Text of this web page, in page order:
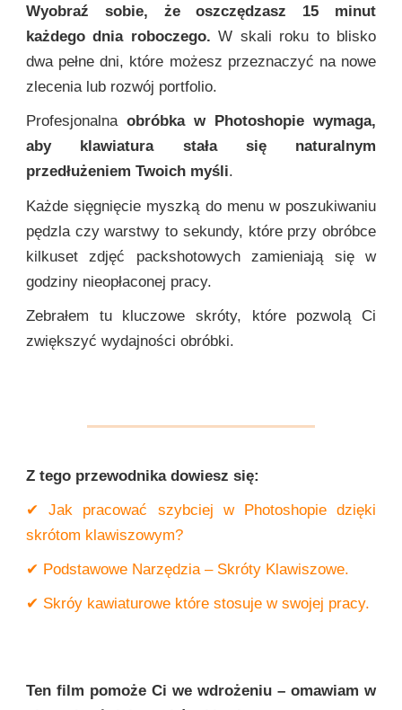
Wyobraź sobie, że oszczędzasz 15 minut
każdego dnia roboczego. W skali roku to blisko
dwa pełne dni, które możesz przeznaczyć na nowe
zlecenia lub rozwój portfolio.
Profesjonalna obróbka w Photoshopie wymaga,
aby klawiatura stała się naturalnym
przedłużeniem Twoich myśli.
Każde sięgnięcie myszką do menu w poszukiwaniu
pędzla czy warstwy to sekundy, które przy obróbce
kilkuset zdjęć packshotowych zamieniają się w
godziny nieopłaconej pracy.
Zebrałem tu kluczowe skróty, które pozwolą Ci
zwiększyć wydajności obróbki.
Z tego przewodnika dowiesz się:
✔ Jak pracować szybciej w Photoshopie dzięki
skrótom klawiszowym?
✔ Podstawowe Narzędzia – Skróty Klawiszowe.
✔ Skróy kawiaturowe które stosuje w swojej pracy.
Ten film pomoże Ci we wdrożeniu – omawiam w